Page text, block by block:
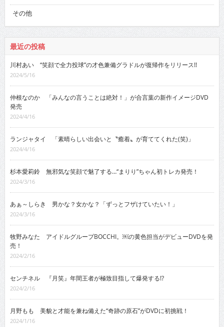
その他
最近の投稿
川村あい “笑顔で全力投球”の才色兼備グラドルが復帰作をリリース!!
2024/5/16
仲根なのか 「みんなの言うことは絶対！」が合言葉の新作イメージDVD
発売
2024/4/16
ランジャタイ 「素晴らしい出会いと〝癒着〟が育ててくれた(笑)」
2024/4/16
杉本愛莉鈴 無邪気な笑顔で魅了する…“まりり”ちゃん初トレカ発売！
2024/3/16
あぁ～しらき 男かな？女かな？「ずっとフザけていたい！」
2024/3/16
牧野みなた アイドルグループBOCCHI。￼の黄色担当がデビューDVDを発
売！
2024/2/16
センチネル 『月笑』年間王者が極致目指して爆発する!?
2024/2/16
月野もも 美貌と才能を兼ね備えた“奇跡の原石”がDVDに初挑戦！
2024/1/16